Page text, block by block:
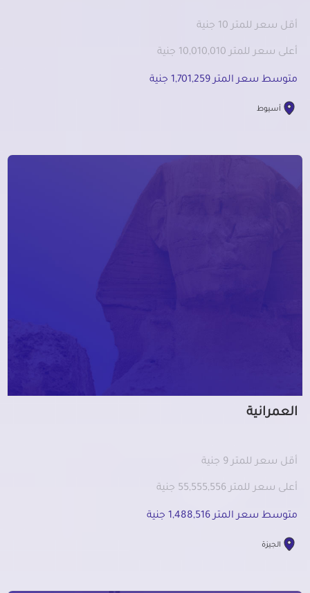
أقل سعر للمتر 10 جنية
أعلى سعر للمتر 10,010,010 جنية
متوسط سعر المتر 1,701,259 جنية
أسيوط
العمرانية
أقل سعر للمتر 9 جنية
أعلى سعر للمتر 55,555,556 جنية
متوسط سعر المتر 1,488,516 جنية
الجيزة